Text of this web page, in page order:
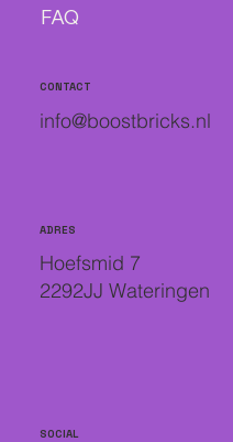
FAQ
CONTACT
info@boostbricks.nl
ADRES
Hoefsmid 7
2292JJ Wateringen
SOCIAL